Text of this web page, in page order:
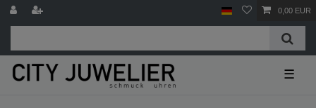
0,00 EUR
☰